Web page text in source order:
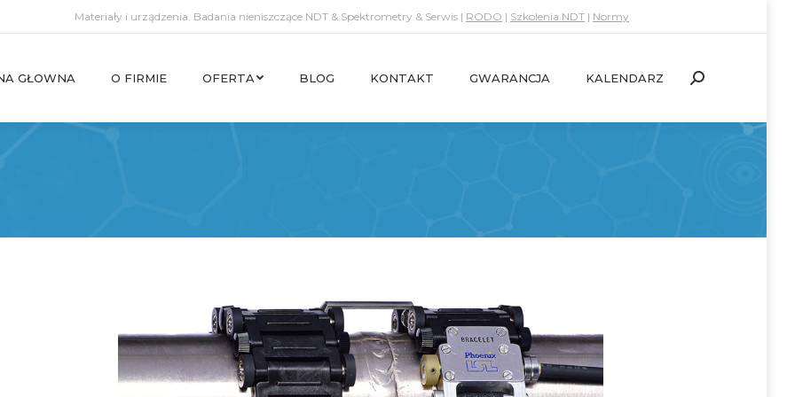
Materiały i urządzenia. Badania nieniszczące NDT & Spektrometry & Serwis | RODO | Szkolenia NDT | Normy
GŁOWNA O FIRMIE OFERTA BLOG KONTAKT GWARANCJA KALENDARZ Search: